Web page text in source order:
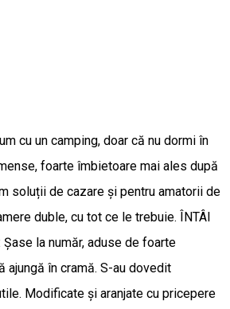
cu un camping, doar că nu dormi în
foarte îmbietoare mai ales după
soluții de cazare și pentru amatorii de
duble, cu tot ce le trebuie. ÎNTÂI
Șase la număr, aduse de foarte
ajungă în cramă. S-au dovedit
Modificate și aranjate cu pricepere